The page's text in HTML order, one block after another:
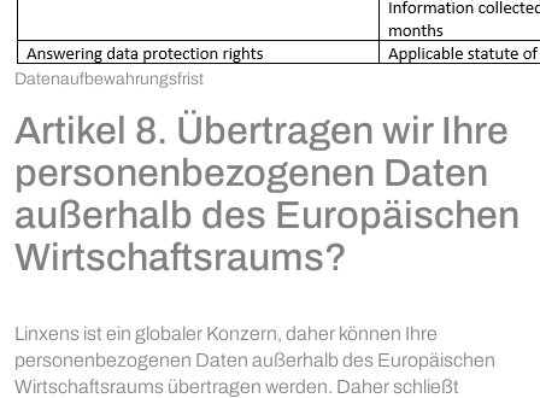
Datenaufbewahrungsfrist
Artikel 8. Übertragen wir Ihre
personenbezogenen Daten
außerhalb des Europäischen
Wirtschaftsraums?
Linxens ist ein globaler Konzern, daher können Ihre
personenbezogenen Daten außerhalb des Europäischen
Wirtschaftsraums übertragen werden. Daher schließt